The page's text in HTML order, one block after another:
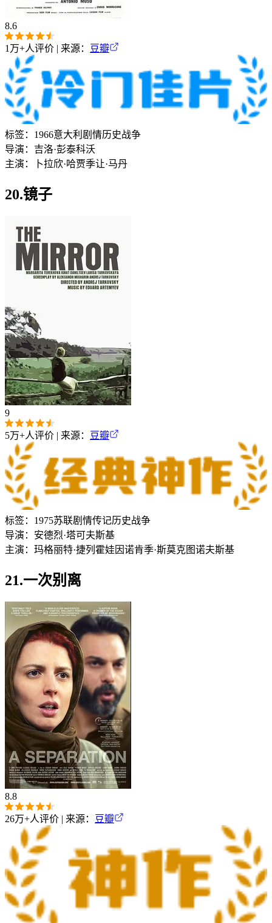
8.6
1万+人评价 | 来源： 豆瓣
标签： 1966意大利 剧情历史战争
导演： 吉洛·彭泰科沃
主演：
卜拉欣·哈贾季让·马丹
20.镜子
9
5万+人评价 | 来源： 豆瓣
标签： 1975苏联剧情传记历史战争
导演： 安德烈·塔可夫斯基
主演： 玛格丽特·捷列霍娃 因诺肯季·斯莫克图诺夫斯基
21.一次别离
8.8
26万+人评价 | 来源： 豆瓣